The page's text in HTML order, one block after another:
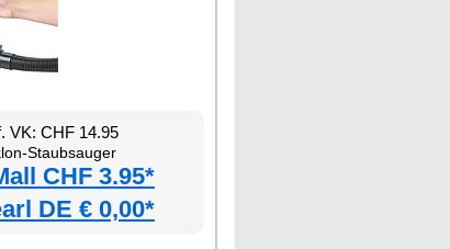
VK: CHF 14.95
Staubsauger
CHF 3.95*
DE € 0,00*